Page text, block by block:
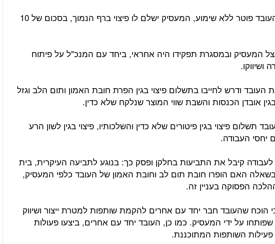
מנגד, מאחר שהעובד פוטר ללא שימוע, המעסיק ישלם לו פיצוי ברף הנמוך, בסכום של 10
המעסיק ובמסגרת תפקידו היה אחראי, ביחד עם המנכ"ל על פיתוח
ודרש לחייבו בתשלום פיצוי בגין הפרת חובת האמון ותום הלב וגזל
אובדן הכנסות והשבת שווי המוצר שנלקח שלא כדין.
תשלום פיצוי בגין פיטורים שלא כדין והשלכותיו, פיצוי בגין לשון הרע
יחסי העבודה.
לעבודה קיבל את התביעות בחלקן ופסק כך: בנוגע לתביעה העיקרית, בית
בשאלה האם הופרו חובת תום לב וחובת האמון של העובד כלפי המעסיק,
הפסוקה בעניין זה.
הוכח שהעובד חבר יחד עם אחרים להקמת שותפות למטרת ייצור ושיווק
שפותחו על ידי המעסיק. כמו כן, העובד יחד עם אחרים, ביצעו פעולות
השותפות המתוכננת.